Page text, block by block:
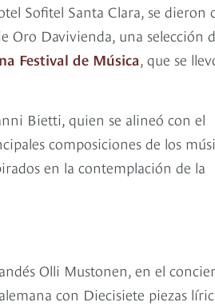
Sofitel Santa Clara, se dieron
Oro Davivienda, una selección
Festival de Música, que se
Bietti, quien se alineó con el
composiciones de los
en la contemplación de la
Olli Mustonen, en el
con Diecisiete piezas